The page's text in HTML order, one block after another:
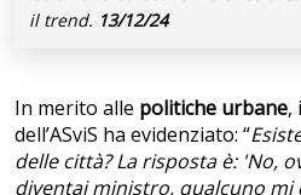
il trend. 13/12/24
In merito alle politiche urbane,
dell’ASviS ha evidenziato: “
delle città? La risposta è: 'No,
diventai ministro, qualcuno mi